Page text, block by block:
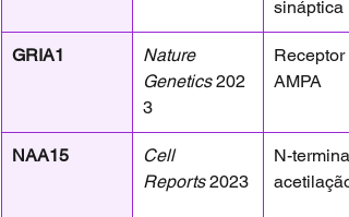
sináptica
GRIA1
Nature
Genetics 202
3
Receptor
AMPA
NAA15
Cell
Reports 2023
N-terminal
acetilação